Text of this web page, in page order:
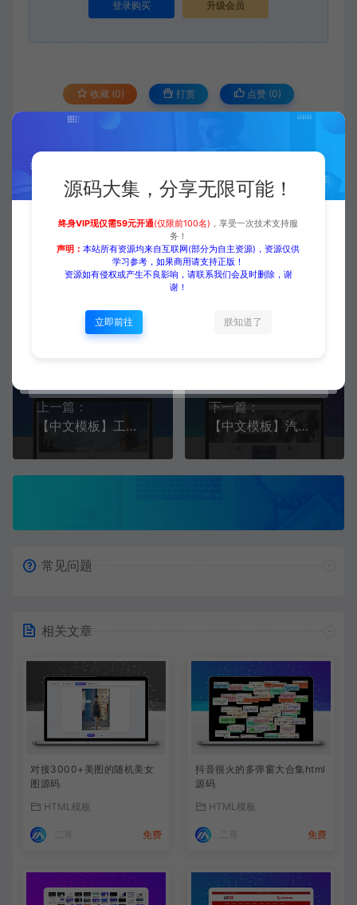
登录购买 升级会员
收藏 (0) 打赏 点赞 (0)
网站模板 粉色款 响应式模板
二哥
上一篇：
【中文模板】工程机械设备网站 棕色款 响应式模板
下一篇：
【中文模板】汽车用品零件配件类网站 暗蓝款 响应式模板
常见问题
相关文章
对接3000+美图的随机美女
图源码
HTML模板
免费
抖音很火的多弹窗大合集html
源码
HTML模板
免费
源码大集，分享无限可能！
终身VIP现仅需59元开通(仅限前100名) ，享受一次技术支持服
务！
声明：本站所有资源均来自互联网(部分为自主资源)，资源仅供
学习参考，如果商用请支持正版！
资源如有侵权或产生不良影响，请联系我们会及时删除，谢
谢！
立即前往 朕知道了